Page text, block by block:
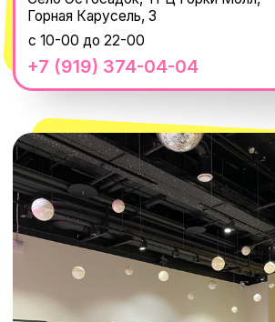
ИП Проворный Алексей Алексеевич
ИНН 667114098580
ОГРНИП 320665800076581
Telegram
WhatsApp
8 800 550-06-92
macrocosm_store@mail.ru
© 2021-2025 Macrocosm ®
Оферта
Политика обработки персональных